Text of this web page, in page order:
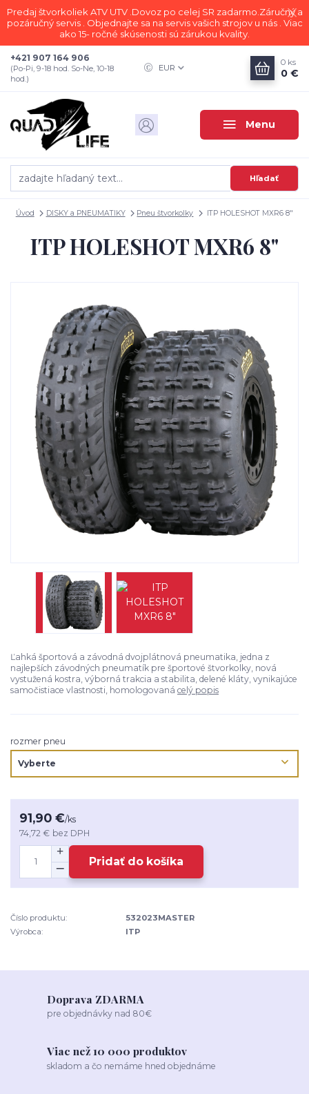
Predaj štvorkoliek ATV UTV .Dovoz po celej SR zadarmo.Záručný a
pozáručný servis . Objednajte sa na servis vašich strojov u nás . Viac
ako 15- ročné skúsenosti sú zárukou kvality.
Menu
EUR
Hľadať
+421 907 164 906
(Po-Pi, 9-18 hod. So-Ne, 10-18
hod.)
0 ks
0 €
Úvod DISKY a PNEUMATIKY Pneu štvorkolky ITP HOLESHOT MXR6 8"
ITP HOLESHOT MXR6 8"
Ľahká športová a závodná dvojplátnová pneumatika, jedna z
najlepších závodných pneumatík pre športové štvorkolky, nová
vystužená kostra, výborná trakcia a stabilita, delené kláty, vynikajúce
samočistiace vlastnosti, homologovaná celý popis
rozmer pneu
91,90 €/ks
74,72 € bez DPH
Pridať do košíka
Číslo produktu:
532023MASTER
Výrobca:
ITP
Doprava ZDARMA
pre objednávky nad 80€
Viac než 10 000 produktov
skladom a čo nemáme hned objednáme